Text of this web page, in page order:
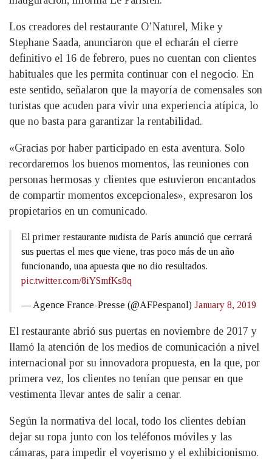
Los creadores del restaurante O’Naturel, Mike y
Stephane Saada, anunciaron que el echarán el cierre
definitivo el 16 de febrero, pues no cuentan con clientes
habituales que les permita continuar con el negocio. En
este sentido, señalaron que la mayoría de comensales son
turistas que acuden para vivir una experiencia atípica, lo
que no basta para garantizar la rentabilidad.
«Gracias por haber participado en esta aventura. Solo
recordaremos los buenos momentos, las reuniones con
personas hermosas y clientes que estuvieron encantados
de compartir momentos excepcionales», expresaron los
propietarios en un comunicado.
El primer restaurante nudista de París anunció que cerrará
sus puertas el mes que viene, tras poco más de un año
funcionando, una apuesta que no dio resultados.
pic.twitter.com/8iYSmfKs8q
— Agence France-Presse (@AFPespanol) January 8, 2019
El restaurante abrió sus puertas en noviembre de 2017 y
llamó la atención de los medios de comunicación a nivel
internacional por su innovadora propuesta, en la que, por
primera vez, los clientes no tenían que pensar en que
vestimenta llevar antes de salir a cenar.
Según la normativa del local, todo los clientes debían
dejar su ropa junto con los teléfonos móviles y las
cámaras, para impedir el voyerismo y el exhibicionismo.